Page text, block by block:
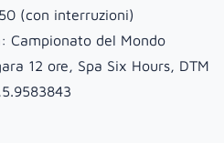
(con interruzioni)
Campionato del Mondo
12 ore, Spa Six Hours, DTM